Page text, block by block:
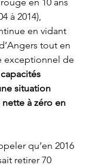
à 2014),
en vidant
tout en
exceptionnel de
situation
à zéro en
qu’en 2016
retirer 70